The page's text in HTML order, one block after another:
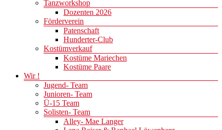
Tanzworkshop
Dozenten 2026
Förderverein
Patenschaft
Hunderter-Club
Kostümverkauf
Kostüme Mariechen
Kostüme Paare
Wir !
Jugend- Team
Junioren- Team
Ü-15 Team
Solisten- Team
Alley- Mae Langer